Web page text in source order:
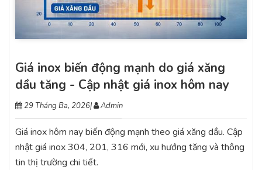
Giá inox biến động mạnh do giá xăng
dầu tăng - Cập nhật giá inox hôm nay
29 Tháng Ba, 2026| Admin
Giá inox hôm nay biến động mạnh theo giá xăng dầu. Cập
nhật giá inox 304, 201, 316 mới, xu hướng tăng và thông
tin thị trường chi tiết.